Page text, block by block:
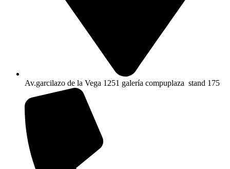
Av.garcilazo de la Vega 1251 galería compuplaza stand 175